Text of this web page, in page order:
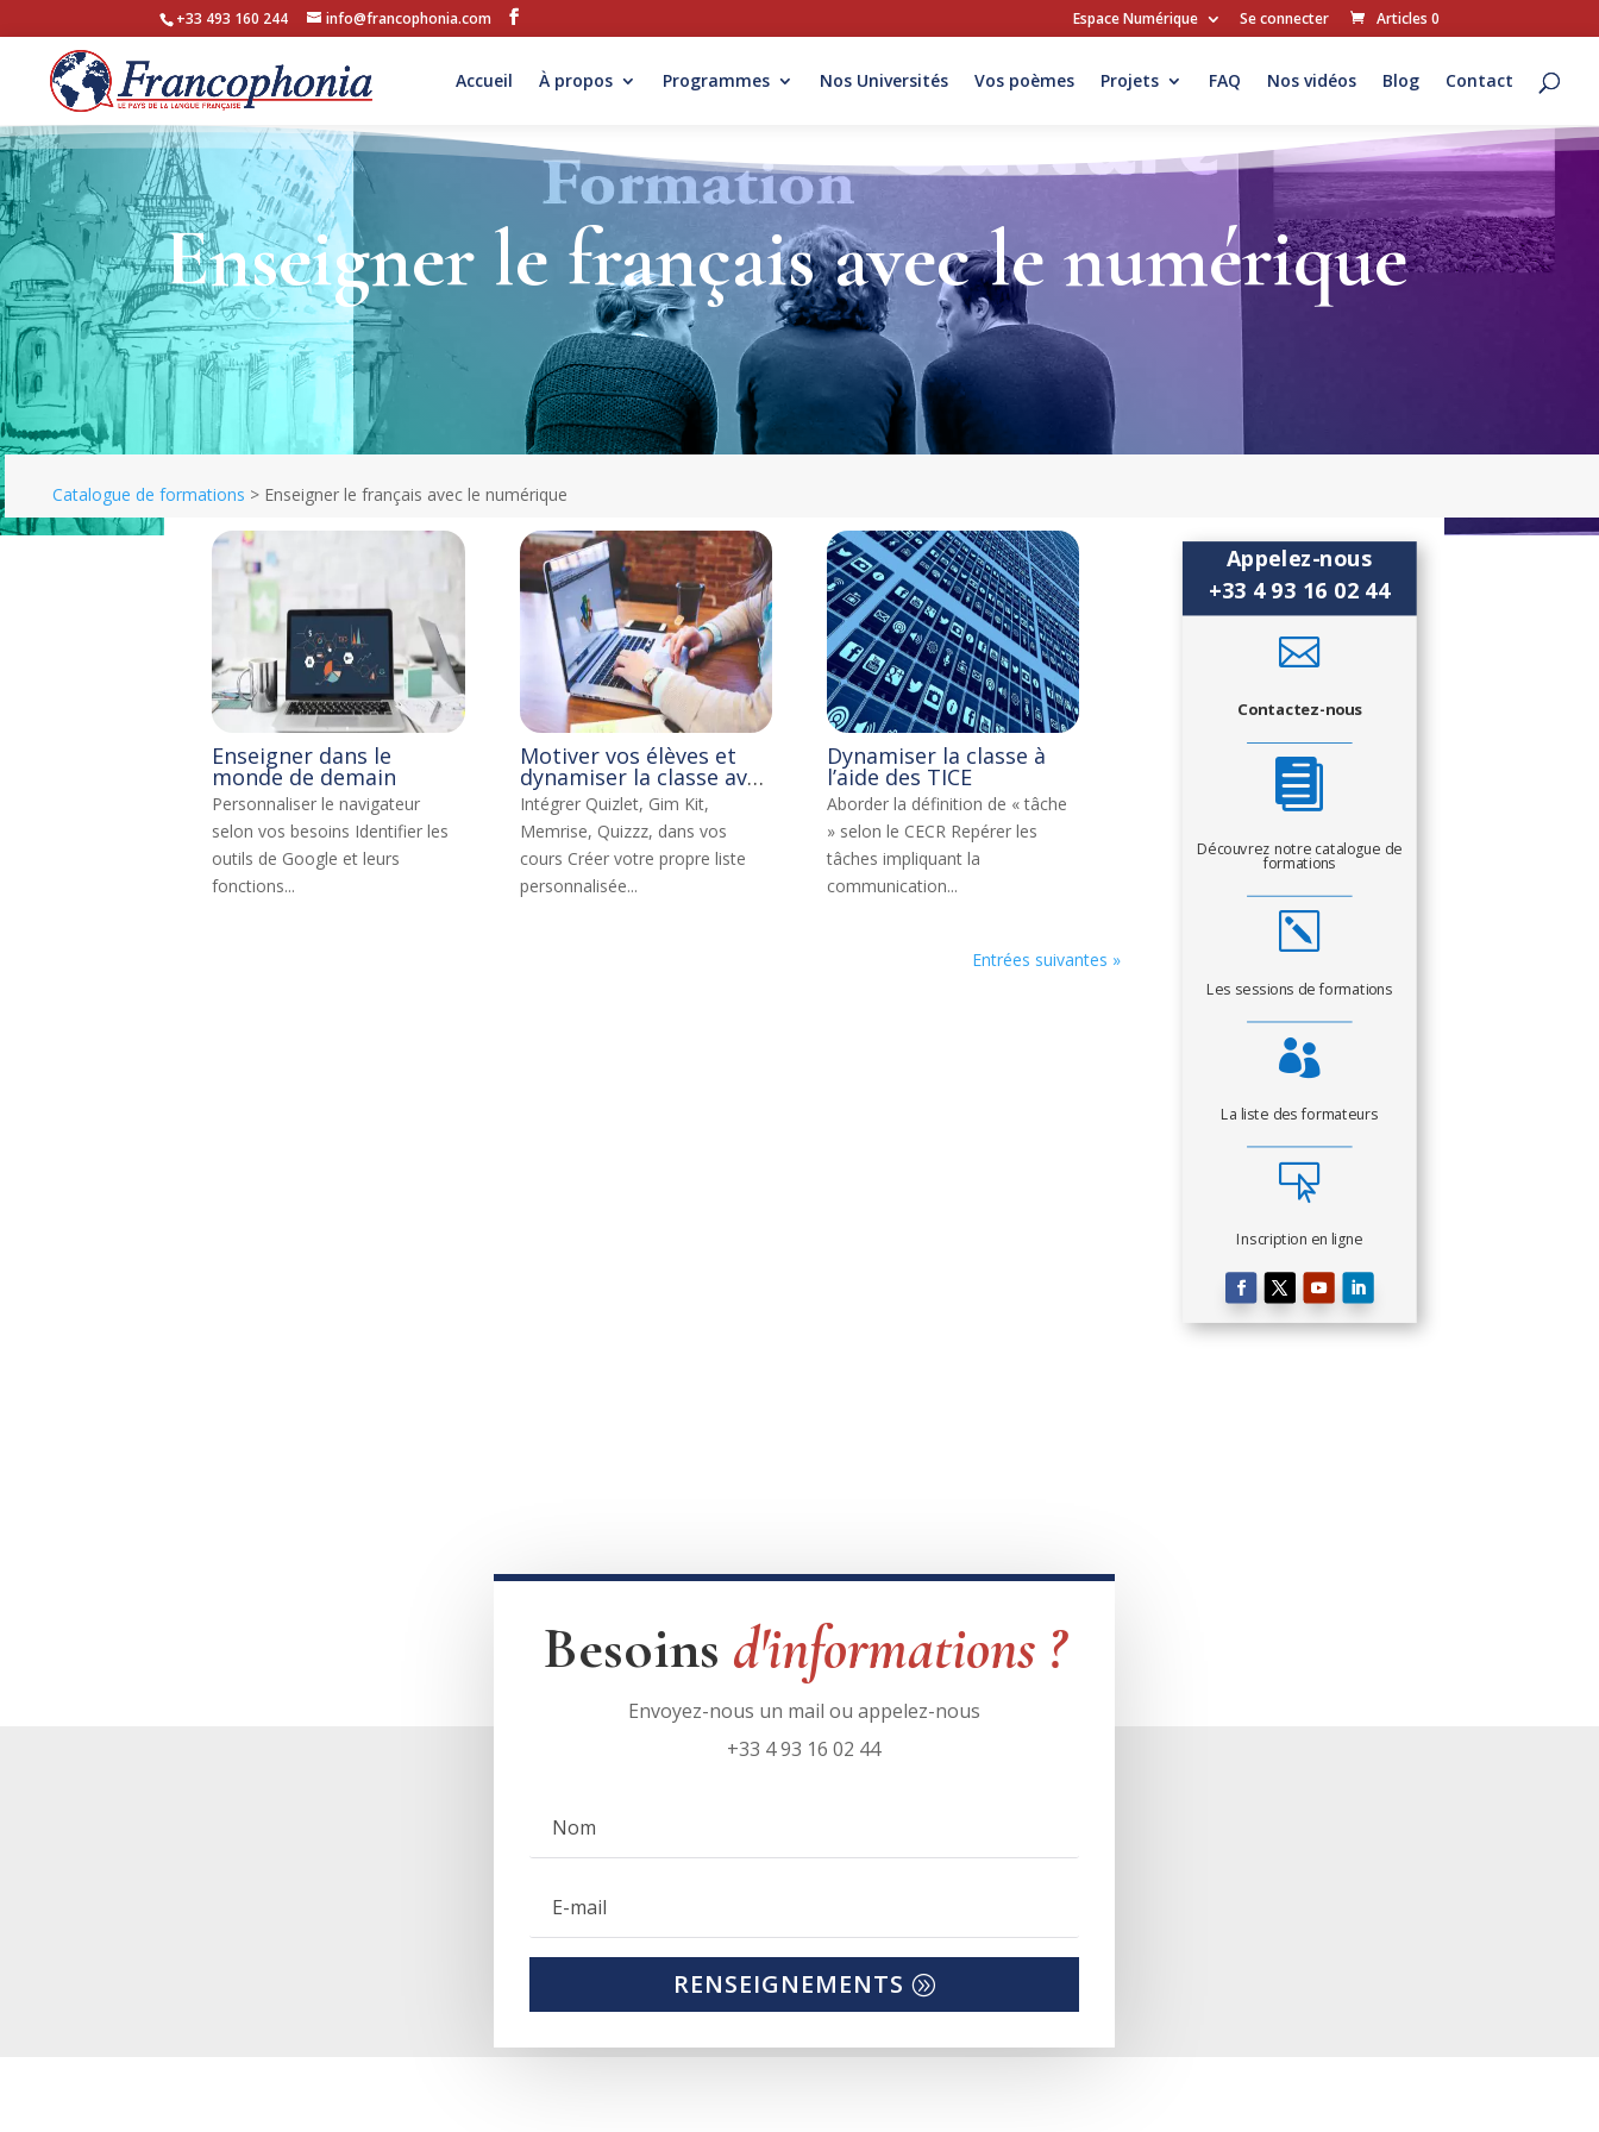
+33 493 160 244 info@francophonia.com Espace Numérique Se connecter Articles 0
Accueil À propos Programmes Nos Universités Vos poèmes Projets FAQ Nos vidéos Blog Contact
Enseigner le français avec le numérique
Catalogue de formations > Enseigner le français avec le numérique
Enseigner dans le
monde de demain
Personnaliser le navigateur
selon vos besoins Identifier les
outils de Google et leurs
fonctions...
Motiver vos élèves et
dynamiser la classe avec
le numérique
Intégrer Quizlet, Gim Kit,
Memrise, Quizzz, dans vos
cours Créer votre propre liste
personnalisée...
Dynamiser la classe à
l’aide des TICE
Aborder la définition de « tâche
» selon le CECR Repérer les
tâches impliquant la
communication...
Entrées suivantes »
Appelez-nous
+33 4 93 16 02 44

Contactez-nous

Découvrez notre catalogue de
formations
k
Les sessions de formations

La liste des formateurs

Inscription en ligne
Besoins d'informations ?
Envoyez-nous un mail ou appelez-nous
+33 4 93 16 02 44
RENSEIGNEMENTS